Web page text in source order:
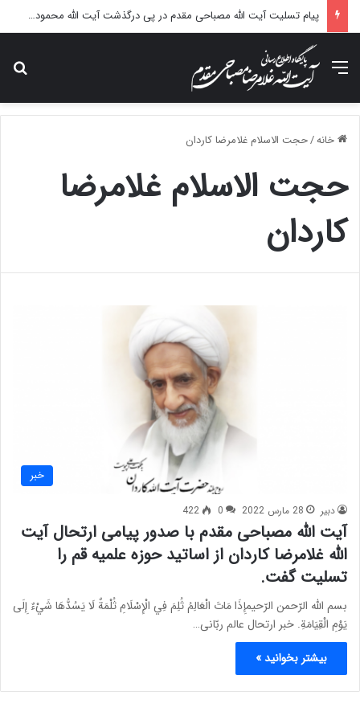
پیام تسلیت آیت الله مصباحی مقدم در پی درگذشت آیت الله محمودی گلپایگانی
منو
خانه/حجت الاسلام غلامرضا کاردان
حجت الاسلام غلامرضا
کاردان
خبر
دبیر 28 مارس 2022 0
422
آیت الله مصباحی مقدم با صدور پیامی ارتحال آیت
الله غلامرضا کاردان از اساتید حوزه علمیه قم را
تسلیت گفت.
بسم الله الرّحمن الرّحیمإِذَا مَاتَ الْعَالِمُ ثُلِمَ فِي الْإِسْلَامِ ثُلْمَةٌ لَا يَسُدُّهَا شَيْءٌ إِلَى
يَوْمِ الْقِيَامَةِ. خبر ارتحال عالم ربّانی…
بیشتر بخوانید »